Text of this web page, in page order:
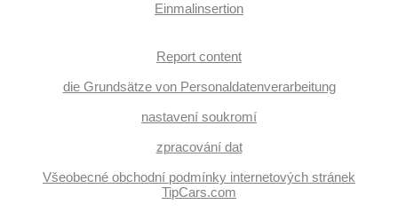
Einmalinsertion
Report content
die Grundsätze von Personaldatenverarbeitung
nastavení soukromí
zpracování dat
Všeobecné obchodní podmínky internetových stránek
TipCars.com